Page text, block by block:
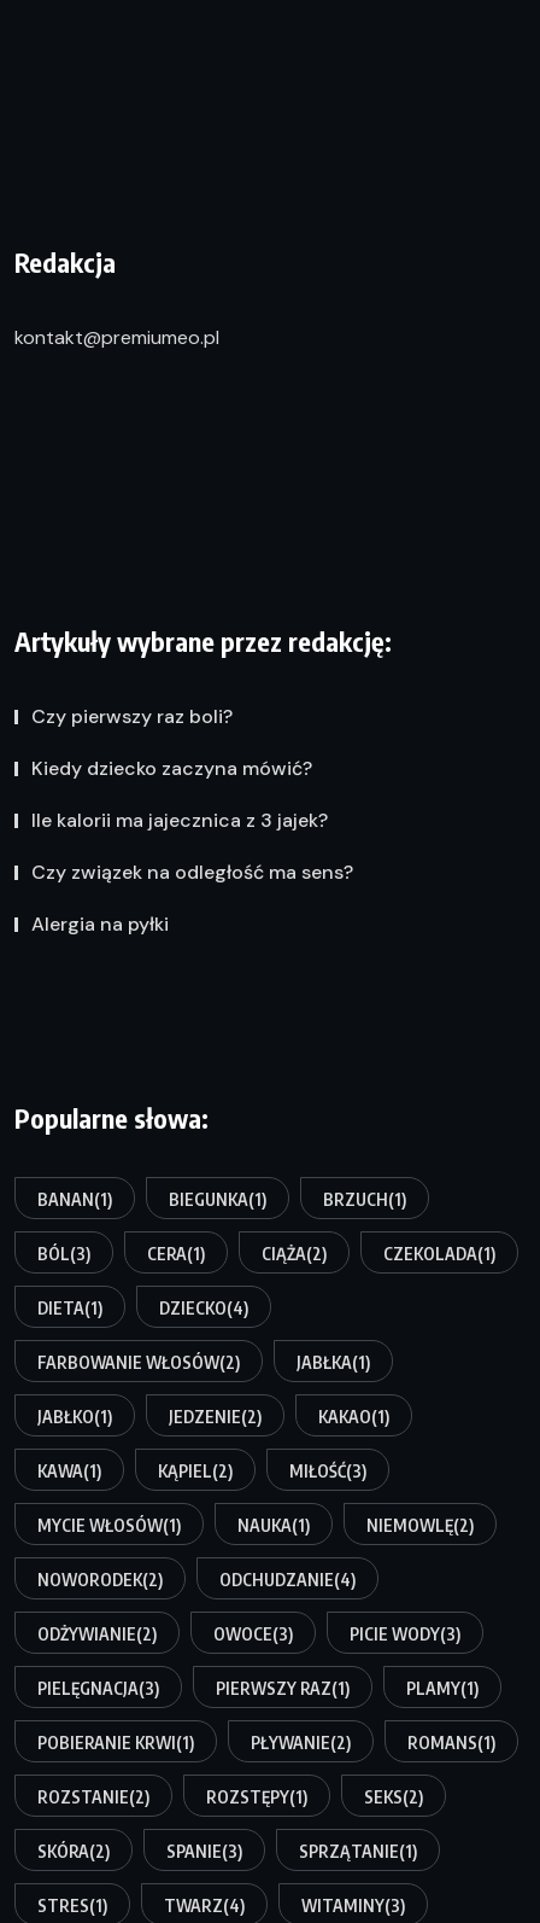
Redakcja
kontakt@premiumeo.pl
Artykuły wybrane przez redakcję:
Czy pierwszy raz boli?
Kiedy dziecko zaczyna mówić?
Ile kalorii ma jajecznica z 3 jajek?
Czy związek na odległość ma sens?
Alergia na pyłki
Popularne słowa:
BANAN(1) BIEGUNKA(1) BRZUCH(1)
BÓL(3) CERA(1) CIĄŻA(2) CZEKOLADA(1)
DIETA(1) DZIECKO(4)
FARBOWANIE WŁOSÓW(2) JABŁKA(1)
JABŁKO(1) JEDZENIE(2) KAKAO(1)
KAWA(1) KĄPIEL(2) MIŁOŚĆ(3)
MYCIE WŁOSÓW(1) NAUKA(1) NIEMOWLĘ(2)
NOWORODEK(2) ODCHUDZANIE(4)
ODŻYWIANIE(2) OWOCE(3) PICIE WODY(3)
PIELĘGNACJA(3) PIERWSZY RAZ(1) PLAMY(1)
POBIERANIE KRWI(1) PŁYWANIE(2) ROMANS(1)
ROZSTANIE(2) ROZSTĘPY(1) SEKS(2)
SKÓRA(2) SPANIE(3) SPRZĄTANIE(1)
STRES(1) TWARZ(4) WITAMINY(3)